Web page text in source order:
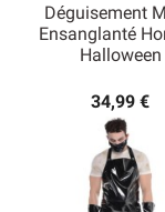
Déguisement
Ensanglanté
Halloween
34,99 €